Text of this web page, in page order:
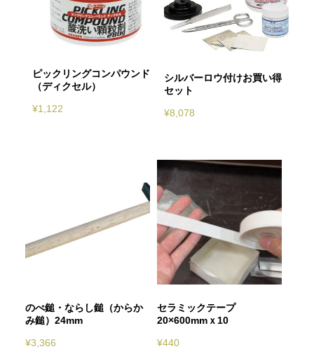
ピックリングコンパウンド
（ディクセル）
¥1,122
シルバーロウ付けお買い得
セット
¥8,078
のべ鎚・ならし鎚（からか
み鎚）24mm
¥3,366
セラミックテープ
20×600mmｘ10
¥440